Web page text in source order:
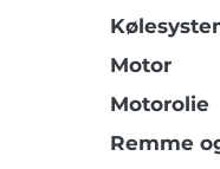
Motor
Motorolie
Remme